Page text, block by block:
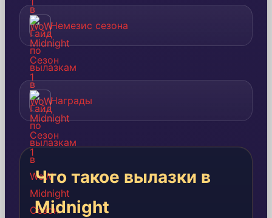
Немезис сезона
Награды
Что такое вылазки в
Midnight